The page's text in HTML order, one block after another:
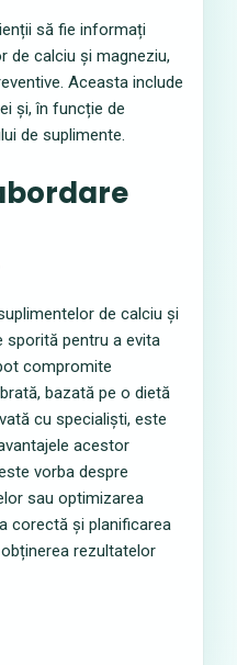
să fie informați
de calciu și magneziu,
Aceasta include
și, în funcție de
de suplimente.
de calciu și
sporită pentru a evita
compromite
bazată pe o dietă
cu specialiști, este
acestor
vorba despre
sau optimizarea
corectă și planificarea
rezultatelor